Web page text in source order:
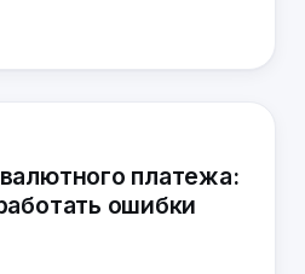
платежа:
ошибки